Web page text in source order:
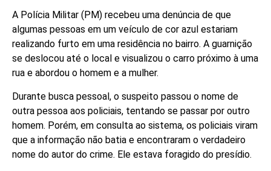
A Polícia Militar (PM) recebeu uma denúncia de que
algumas pessoas em um veículo de cor azul estariam
realizando furto em uma residência no bairro. A guarnição
se deslocou até o local e visualizou o carro próximo à uma
rua e abordou o homem e a mulher.
Durante busca pessoal, o suspeito passou o nome de
outra pessoa aos policiais, tentando se passar por outro
homem. Porém, em consulta ao sistema, os policiais viram
que a informação não batia e encontraram o verdadeiro
nome do autor do crime. Ele estava foragido do presídio.